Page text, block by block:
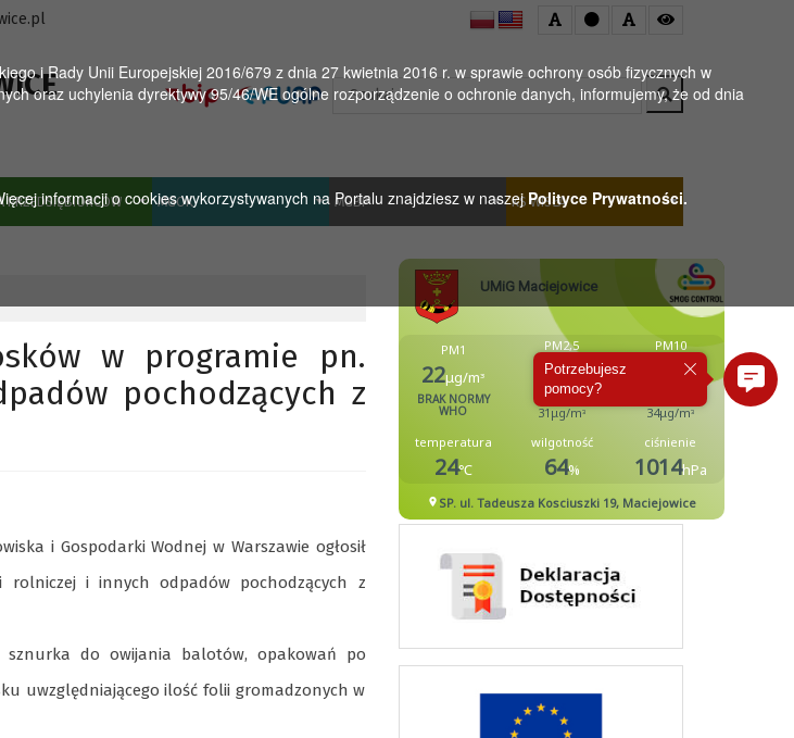
i Rady Unii Europejskiej 2016/679 z dnia 27 kwietnia 2016 r. w sprawie ochrony osób fizycznych w
oraz uchylenia dyrektywy 95/46/WE ogólne rozporządzenie o ochronie danych, informujemy, że od dnia
informacji o cookies wykorzystywanych na Portalu znajdziesz w naszejPolityce Prywatności.
Wyszukaj
PRZEDSIĘBIORCÓW MGOK MGBP KS WISŁA
w programie pn.
pochodzących z
i Gospodarki Wodnej w Warszawie ogłosił
i innych odpadów pochodzących z
sznurka do owijania balotów, opakowań po
uwzględniającego ilość folii gromadzonych w
Potrzebujesz
pomocy?